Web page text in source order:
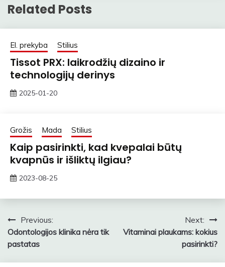
Related Posts
El. prekyba Stilius
Tissot PRX: laikrodžių dizaino ir
technologijų derinys
2025-01-20
Grožis Mada Stilius
Kaip pasirinkti, kad kvepalai būtų
kvapnūs ir išliktų ilgiau?
2023-08-25
Navigacija
tarp
įrašų
Previous:
Odontologijos klinika nėra tik
pastatas
Next:
Vitaminai plaukams: kokius
pasirinkti?